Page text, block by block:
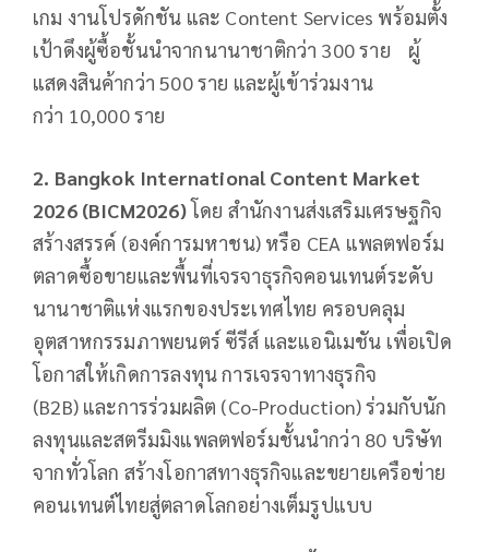
เกม งานโปรดักชัน และ Content Services พร้อมตั้ง
เป้าดึงผู้ซื้อชั้นนำจากนานาชาติกว่า 300 ราย ผู้
แสดงสินค้ากว่า 500 ราย และผู้เข้าร่วมงาน
กว่า 10,000 ราย
2. Bangkok International Content Market
2026 (BICM2026)โดย สำนักงานส่งเสริมเศรษฐกิจ
สร้างสรรค์ (องค์การมหาชน) หรือ CEA แพลตฟอร์ม
ตลาดซื้อขายและพื้นที่เจรจาธุรกิจคอนเทนต์ระดับ
นานาชาติแห่งแรกของประเทศไทย ครอบคลุม
อุตสาหกรรมภาพยนตร์ ซีรีส์ และแอนิเมชัน เพื่อเปิด
โอกาสให้เกิดการลงทุน การเจรจาทางธุรกิจ
(B2B) และการร่วมผลิต (Co-Production) ร่วมกับนัก
ลงทุนและสตรีมมิงแพลตฟอร์มชั้นนำกว่า 80 บริษัท
จากทั่วโลก สร้างโอกาสทางธุรกิจและขยายเครือข่าย
คอนเทนต์ไทยสู่ตลาดโลกอย่างเต็มรูปแบบ